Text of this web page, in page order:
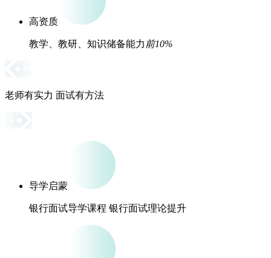
高资质
教学、教研、知识储备能力 前10%
老师有实力 面试有方法
导学启蒙
银行面试导学课程 银行面试理论提升